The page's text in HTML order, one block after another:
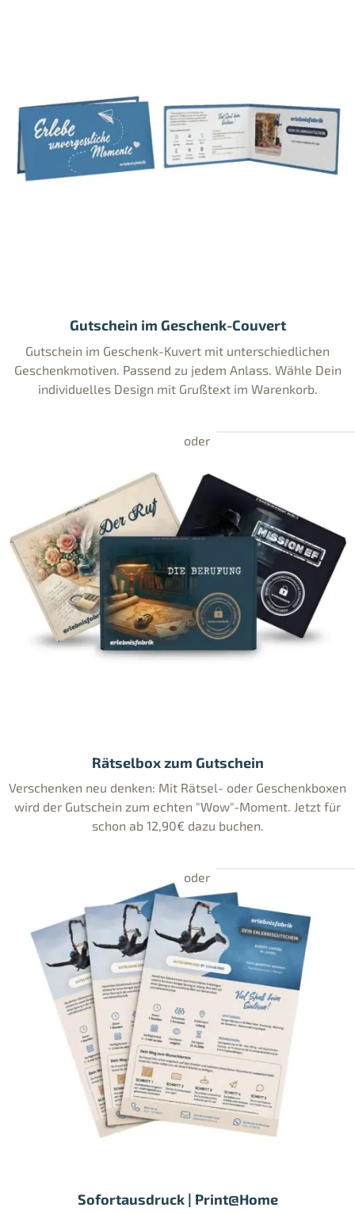
Gutschein im Geschenk-Couvert
Gutschein im Geschenk-Kuvert mit unterschiedlichen
Geschenkmotiven. Passend zu jedem Anlass. Wähle Dein
individuelles Design mit Grußtext im Warenkorb.
Rätselbox zum Gutschein
Verschenken neu denken: Mit Rätsel- oder Geschenkboxen
wird der Gutschein zum echten "Wow"-Moment. Jetzt für
schon ab 12,90€ dazu buchen.
Sofortausdruck | Print@Home